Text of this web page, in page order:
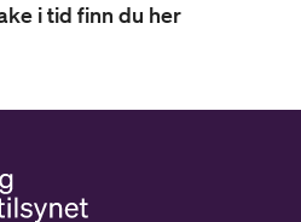
i tid finn du her